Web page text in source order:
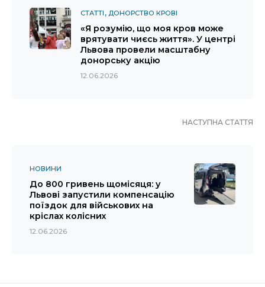
СТАТТІ ДОНОРСТВО КРОВІ
«Я розумію, що моя кров може
врятувати чиєсь життя». У центрі
Львова провели масштабну
донорську акцію
12.06.2026
НАСТУПНА СТАТТЯ
НОВИНИ
До 800 гривень щомісяця: у
Львові запустили компенсацію
поїздок для військових на
кріслах колісних
12.06.2026